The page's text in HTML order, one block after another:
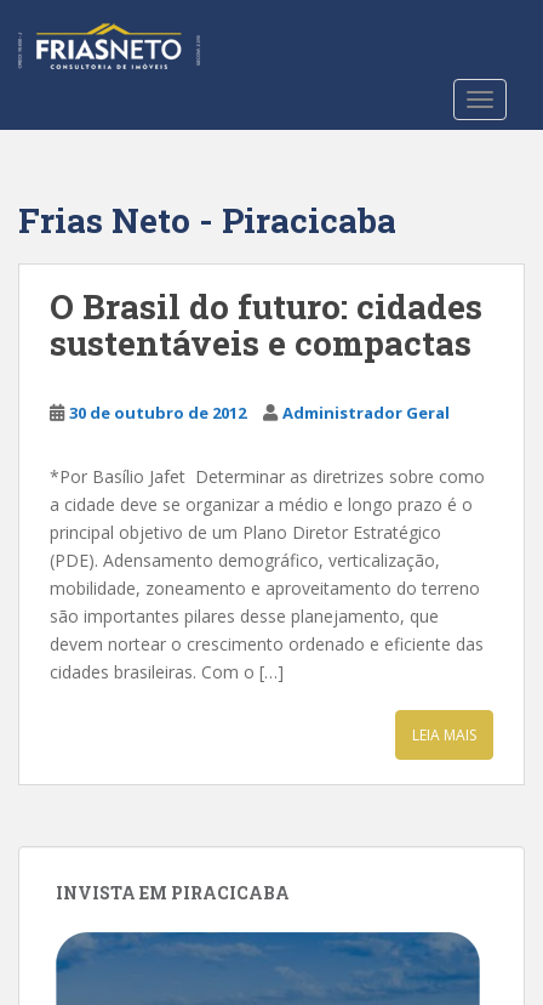
t
Frias Neto - Piracicaba
O Brasil do futuro: cidades
sustentáveis e compactas
30 de outubro de 2012 Administrador Geral
*Por Basílio Jafet Determinar as diretrizes sobre como
a cidade deve se organizar a médio e longo prazo é o
principal objetivo de um Plano Diretor Estratégico
(PDE). Adensamento demográfico, verticalização,
mobilidade, zoneamento e aproveitamento do terreno
são importantes pilares desse planejamento, que
devem nortear o crescimento ordenado e eficiente das
cidades brasileiras. Com o […]
LEIA MAIS
INVISTA EM PIRACICABA